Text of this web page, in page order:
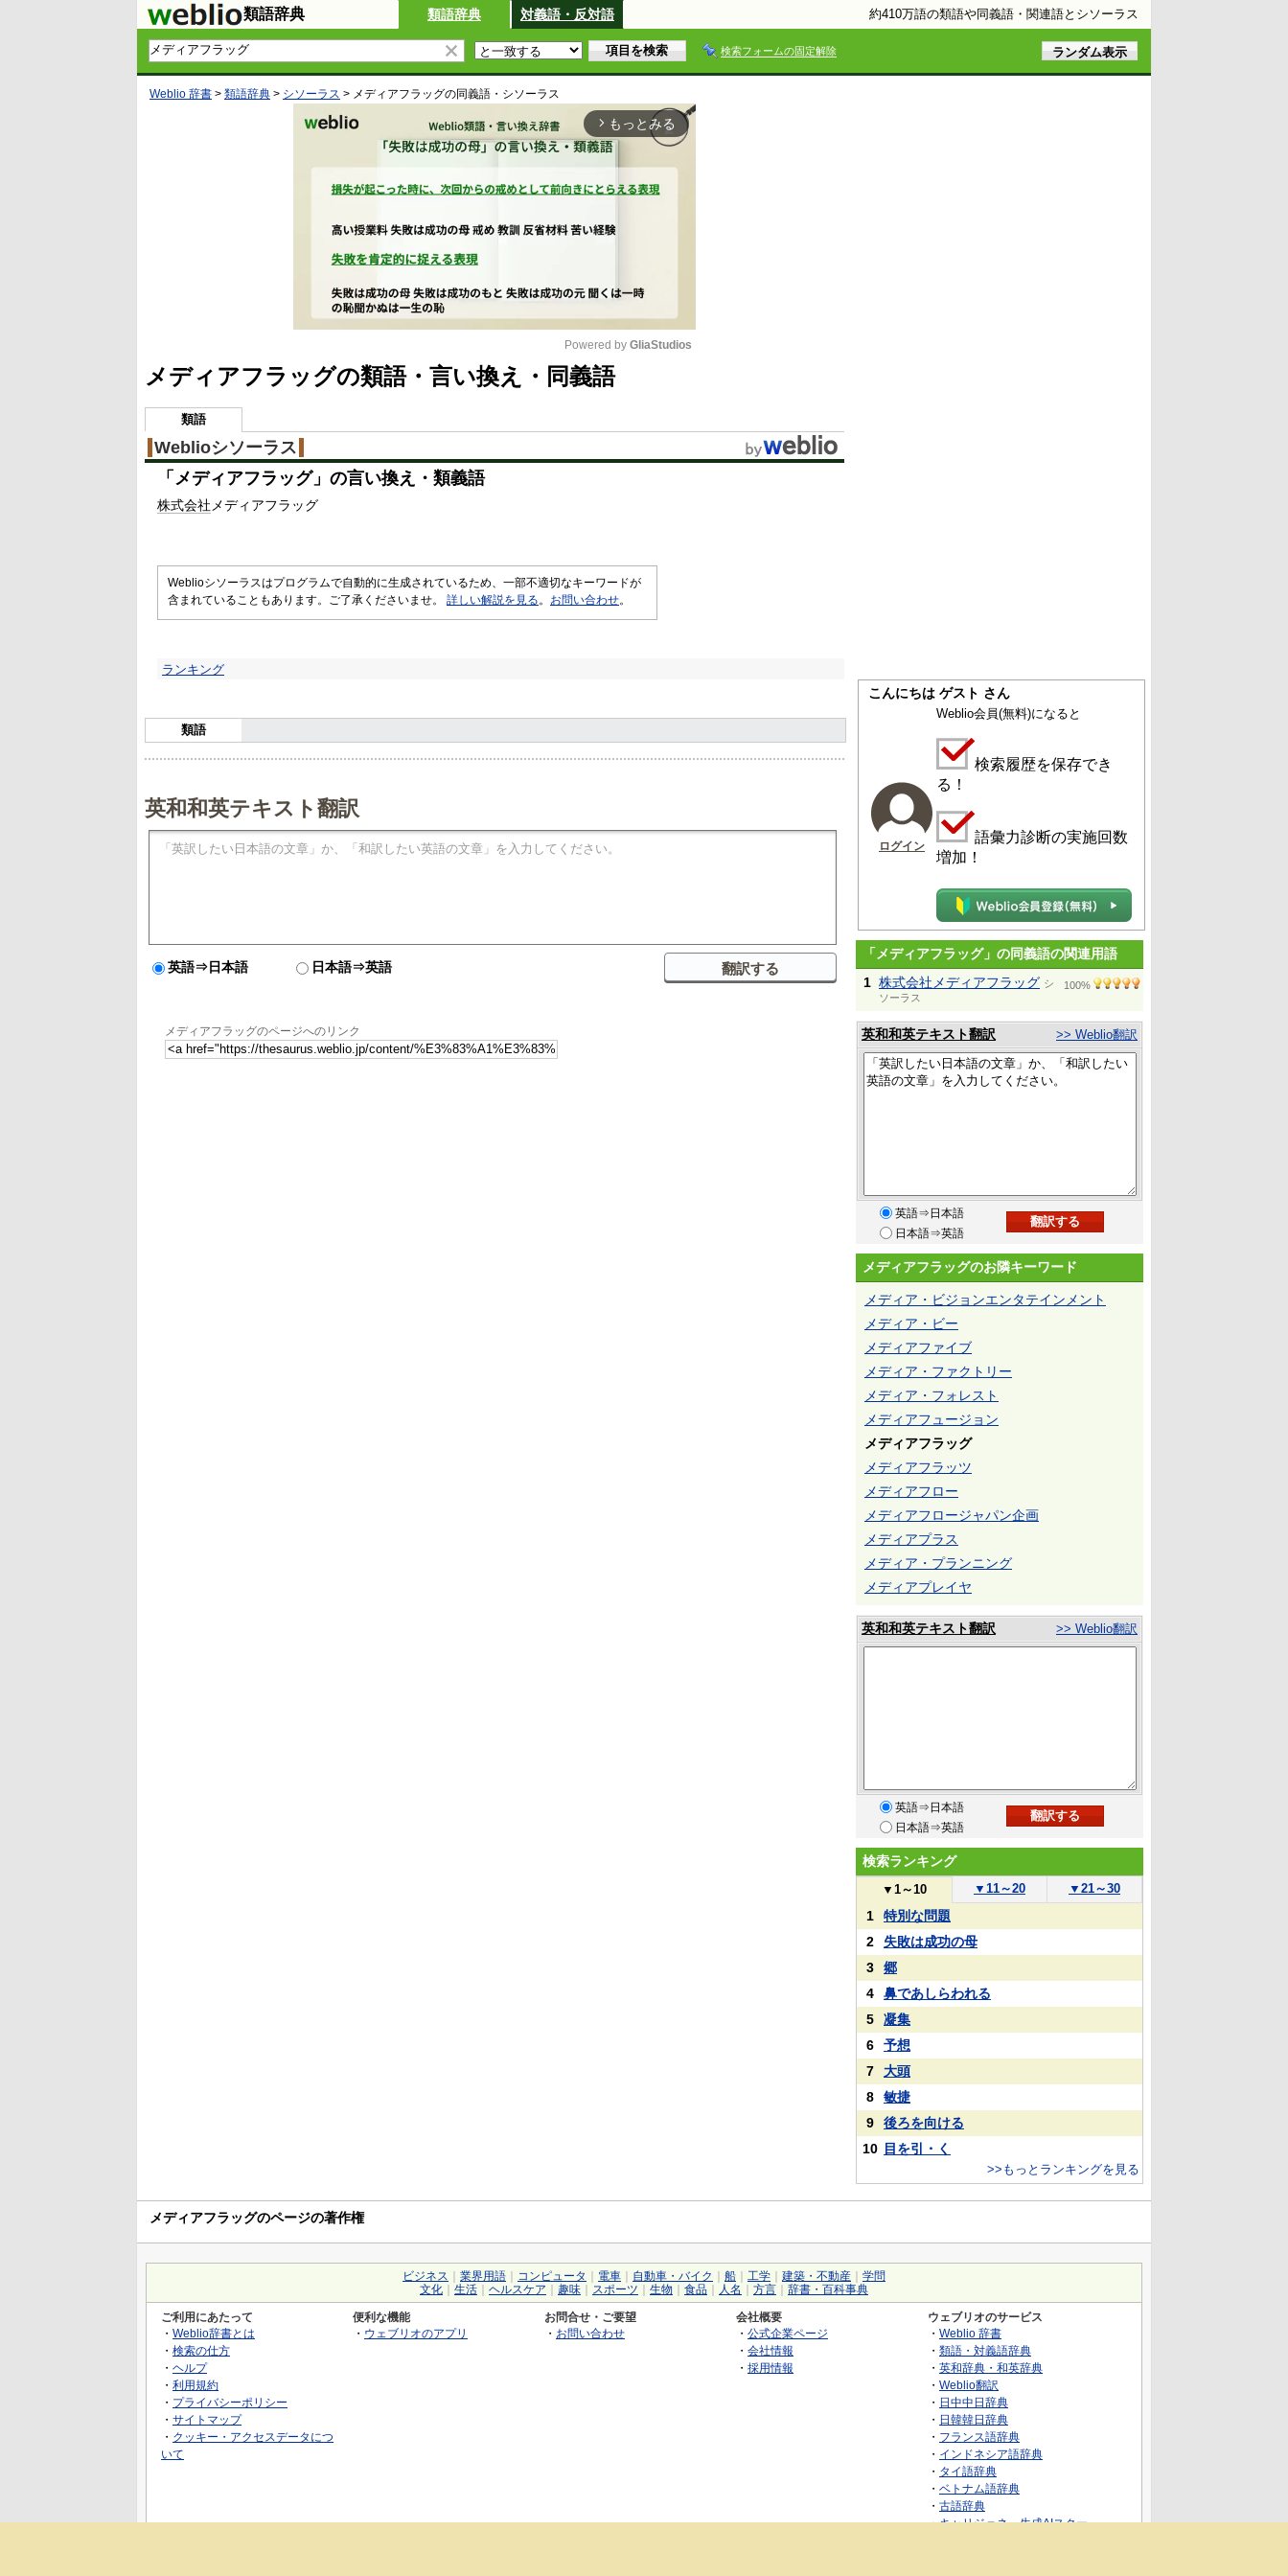
類語辞典 類語辞典 対義語・反対語 約410万語の類語や同義語・関連語とシソーラス
検索フォームの固定解除
Weblio 辞書 > 類語辞典 > シソーラス > メディアフラッグの同義語・シソーラス
arrow_forward_ios もっとみる
Powered by GliaStudios
メディアフラッグの類語・言い換え・同義語
類語
Weblioシソーラス
「 メディアフラッグ」の言い換え・類義語
株式会社 メディアフラッグ
Weblioシソーラスはプログラムで自動的に生成されているため、一部不適切なキーワードが
含まれていることもあります。ご了承くださいませ。 詳しい解説を見る 。 お問い合わせ。
ランキング
類語
英和和英テキスト翻訳
英語⇒日本語 日本語⇒英語
メディアフラッグのページへのリンク
こんにちは ゲスト さん
ログイン
Weblio会員(無料)になると
検索履歴を保存でき
る！
語彙力診断の実施回数
増加！
「メディアフラッグ」の同義語の関連用語
1 株式会社メディアフラッグ シ
ソーラス
100%
英和和英テキスト翻訳 >> Weblio翻訳
英語⇒日本語
日本語⇒英語
メディアフラッグのお隣キーワード
メディア・ビジョンエンタテインメント
メディア・ビー
メディアファイブ
メディア・ファクトリー
メディア・フォレスト
メディアフュージョン
メディアフラッグ
メディアフラッツ
メディアフロー
メディアフロージャパン企画
メディアプラス
メディア・プランニング
メディアプレイヤ
英和和英テキスト翻訳 >> Weblio翻訳
英語⇒日本語
日本語⇒英語
検索ランキング
▼ 1～10 ▼ 11～20 ▼ 21～30
1
特別な問題
2
失敗は成功の母
3
郷
4
鼻であしらわれる
5
凝集
6
予想
7
大頭
8
敏捷
9
後ろを向ける
10 目を引・く
>>もっとランキングを見る
メディアフラッグのページの著作権
ビジネス 業界用語 コンピュータ 電車 自動車・バイク 船 工学 建築・不動産
学問
文化
生活 ヘルスケア 趣味 スポーツ 生物 食品 人名 方言 辞書・百科事典
ご利用にあたって
・ Weblio辞書とは
・ 検索の仕方
・ ヘルプ
・ 利用規約
・ プライバシーポリシー
・ サイトマップ
・ クッキー・アクセスデータにつ
いて
便利な機能
・ ウェブリオのアプリ
お問合せ・ご要望
・ お問い合わせ
会社概要
・ 公式企業ページ
・ 会社情報
・ 採用情報
ウェブリオのサービス
・ Weblio 辞書
・ 類語・対義語辞典
・ 英和辞典・和英辞典
・ Weblio翻訳
・ 日中中日辞典
・ 日韓韓日辞典
・ フランス語辞典
・ インドネシア語辞典
・ タイ語辞典
・ ベトナム語辞典
・ 古語辞典
・キャリジェネ～生成AIスクー